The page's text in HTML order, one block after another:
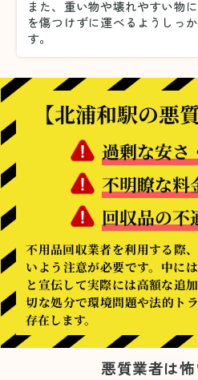
また、重い物や壊れやすい物
を傷つけずに運べるようしっ
す。
【北浦和駅の悪
過剰な安さ
不明瞭な料
回収品の不
不用品回収業者を利用する際
いよう注意が必要です。中に
と宣伝して実際には高額な追
切な処分で環境問題や法的ト
存在します。
悪質業者は怖